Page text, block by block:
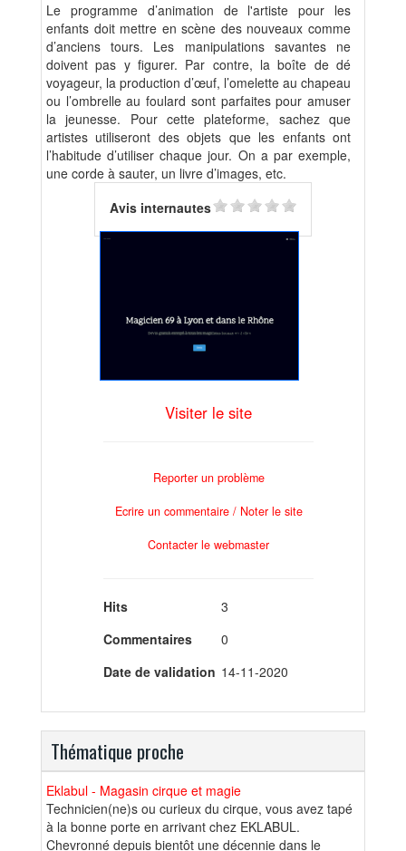
Le programme d’animation de l'artiste pour les
enfants doit mettre en scène des nouveaux comme
d’anciens tours. Les manipulations savantes ne
doivent pas y figurer. Par contre, la boîte de dé
voyageur, la production d’œuf, l’omelette au chapeau
ou l’ombrelle au foulard sont parfaites pour amuser
la jeunesse. Pour cette plateforme, sachez que
artistes utiliseront des objets que les enfants ont
l’habitude d’utiliser chaque jour. On a par exemple,
une corde à sauter, un livre d’images, etc.
Avis internautes
Visiter le site
Reporter un problème
Ecrire un commentaire / Noter le site
Contacter le webmaster
Hits
3
Commentaires
0
Date de validation 14-11-2020
Thématique proche
Eklabul - Magasin cirque et magie
Technicien(ne)s ou curieux du cirque, vous avez tapé
à la bonne porte en arrivant chez EKLABUL.
Chevronné depuis bientôt une décennie dans le